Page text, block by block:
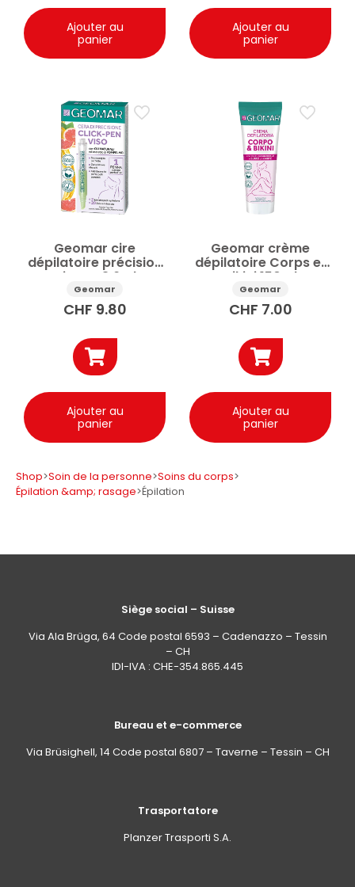
Ajouter au
panier
Ajouter au
panier
Geomar cire
dépilatoire précision
Visage 3.6ml
Geomar
CHF 9.80
Ajouter au
panier
Geomar crème
dépilatoire Corps et
Bikini 150ml
Geomar
CHF 7.00
Ajouter au
panier
Shop>Soin de la personne>Soins du corps>
Épilation &amp; rasage>Épilation
Siège social – Suisse
Via Ala Brüga, 64 Code postal 6593 – Cadenazzo – Tessin
– CH
IDI-IVA : CHE-354.865.445
Bureau et e-commerce
Via Brüsighell, 14 Code postal 6807 – Taverne – Tessin – CH
Trasportatore
Planzer Trasporti S.A.